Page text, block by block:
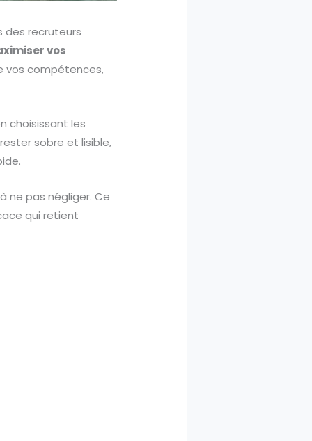
recruteurs
vos
vos compétences,
choisissant les
sobre et lisible,
ne pas négliger. Ce
qui retient